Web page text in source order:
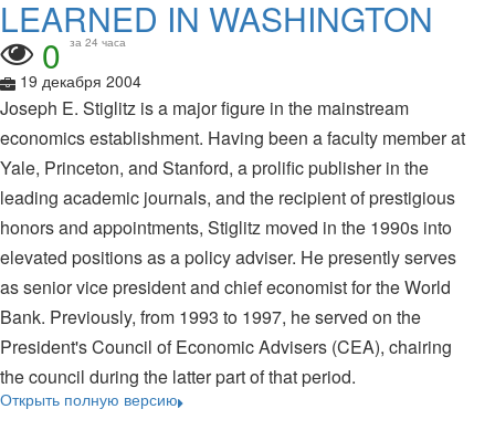
LEARNED IN WASHINGTON
0 за 24 часа
19 декабря 2004
Joseph E. Stiglitz is a major figure in the mainstream
economics establishment. Having been a faculty member at
Yale, Princeton, and Stanford, a prolific publisher in the
leading academic journals, and the recipient of prestigious
honors and appointments, Stiglitz moved in the 1990s into
elevated positions as a policy adviser. He presently serves
as senior vice president and chief economist for the World
Bank. Previously, from 1993 to 1997, he served on the
President's Council of Economic Advisers (CEA), chairing
the council during the latter part of that period.
Открыть полную версию